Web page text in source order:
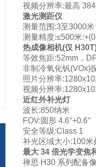
视频分辨率:最高
激光测距仪
测量范围:3至3000米
测量精度:≤500米
热成像相机(仅
等效焦距:52mm，
非制冷氧化钒(VOx)
照片分辨率
视频分辨率
近红外补光灯
波长:850纳米
FOV:圆形 4.6°+0.6°
安全等级:Class 1
补光区域大小:100
最大 34 倍光学变焦
禅思 H30 系列配备